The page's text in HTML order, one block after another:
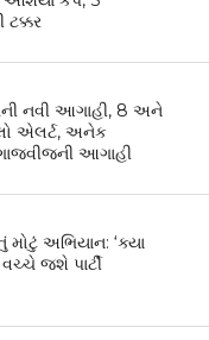
ટક્કર
નવી આગાહી, 8 અને
એલર્ટ, અનેક
આગાહી
અભિયાન: ‘ક્યા
જશે પાર્ટી